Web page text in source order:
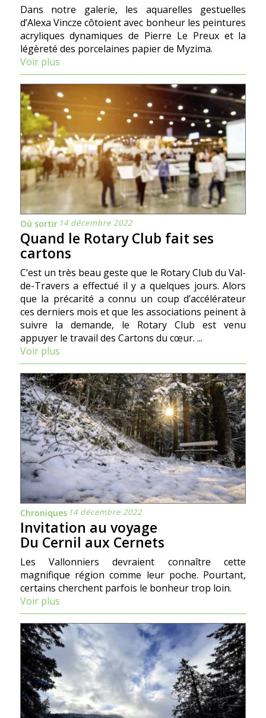
Dans notre galerie, les aquarelles gestuelles
d’Alexa Vincze côtoient avec bonheur les peintures
acryliques dynamiques de Pierre Le Preux et la
légèreté des porcelaines papier de Myzima.
Voir plus
Où sortir 14 décembre 2022
Quand le Rotary Club fait ses
cartons
C’est un très beau geste que le Rotary Club du Val-
de-Travers a effectué il y a quelques jours. Alors
que la précarité a connu un coup d’accélérateur
ces derniers mois et que les associations peinent à
suivre la demande, le Rotary Club est venu
appuyer le travail des Cartons du cœur. ...
Voir plus
Chroniques 14 décembre 2022
Invitation au voyage
Du Cernil aux Cernets
Les Vallonniers devraient connaître cette
magnifique région comme leur poche. Pourtant,
certains cherchent parfois le bonheur trop loin.
Voir plus